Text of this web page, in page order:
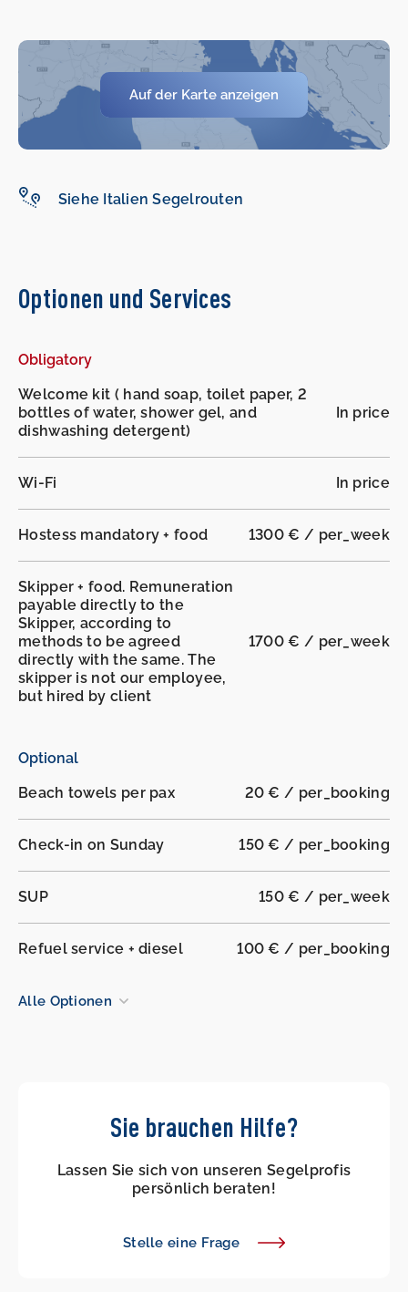
Auf der Karte anzeigen
Siehe Italien Segelrouten
Optionen und Services
Obligatory
Welcome kit ( hand soap, toilet paper, 2
bottles of water, shower gel, and
dishwashing detergent)
In price
Wi-Fi In price
Hostess mandatory + food 1300 € / per_week
Skipper + food. Remuneration
payable directly to the
Skipper, according to
methods to be agreed
directly with the same. The
skipper is not our employee,
but hired by client
1700 € / per_week
Optional
Beach towels per pax
20 € / per_booking
Check-in on Sunday 150 € / per_booking
SUP 150 € / per_week
Refuel service + diesel 100 € / per_booking
Alle Optionen
Sie brauchen Hilfe?
Lassen Sie sich von unseren Segelprofis
persönlich beraten!
Stelle eine Frage